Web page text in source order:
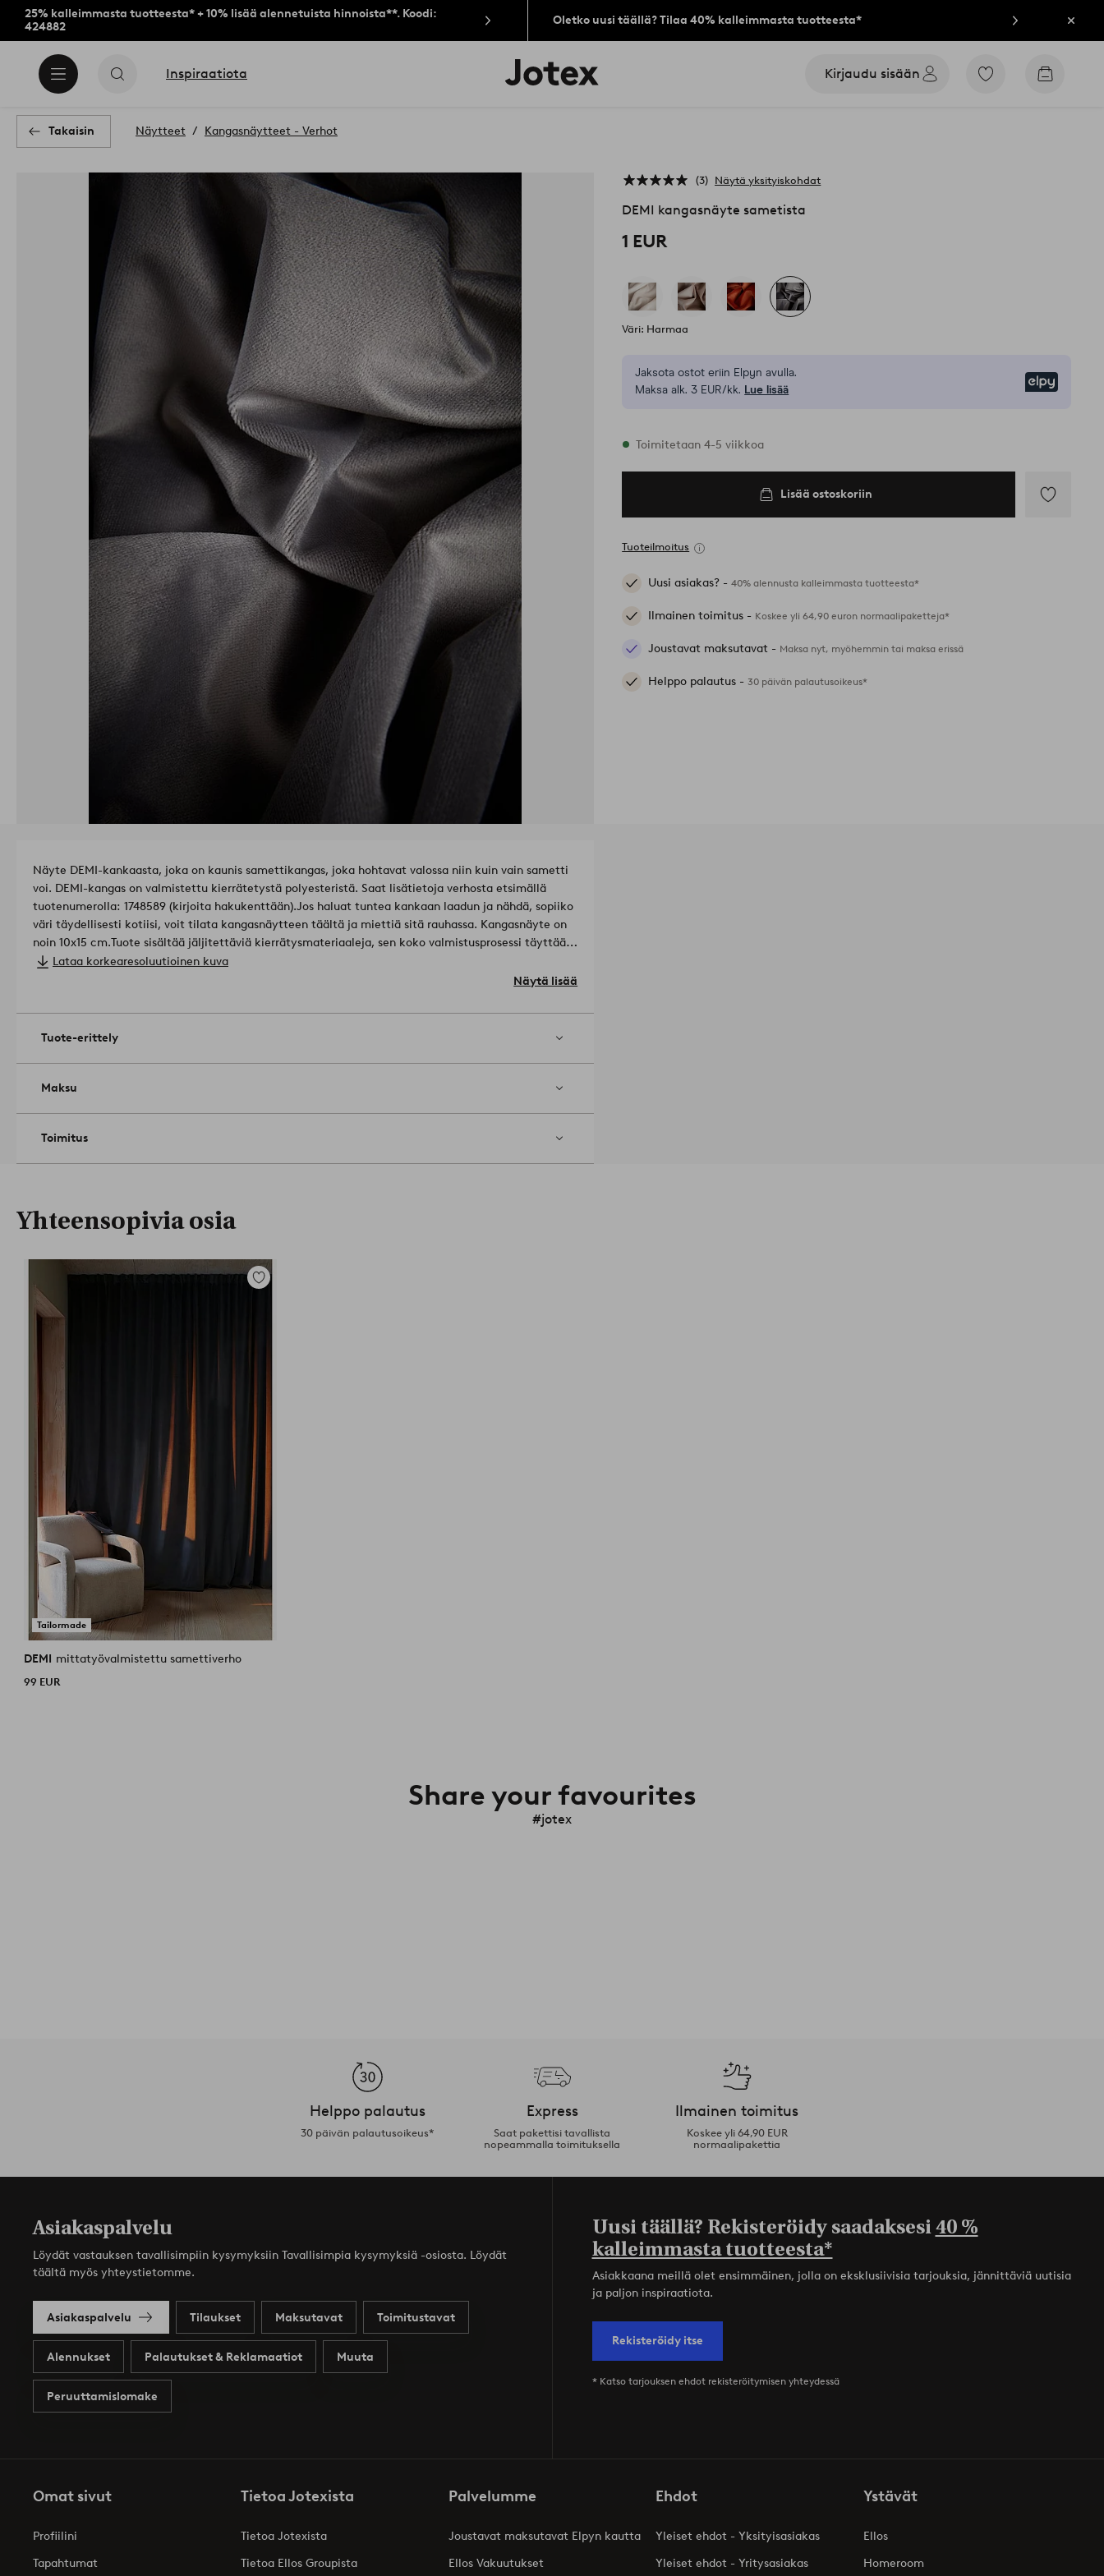
25% kalleimmasta tuotteesta* + 10% lisää alennetuista hinnoista**. Koodi:
424882
Oletko uusi täällä? Tilaa 40% kalleimmasta tuotteesta* Sulje
Inspiraatiota
Jotex-
logo
Kirjaudu sisään
Siirry
Siirry
Takaisin Näytteet Kangasnäytteet - Verhot
3 Näytä yksityiskohdat
DEMI kangasnäyte sametista
1 EUR
Väri: Harmaa
Jaksota ostot eriin Elpyn avulla.
Maksa alk. 3 EUR/kk. Lue lisää
Varastossa
Toimitetaan 4-5 viikkoa
Lisää ostoskoriin
Tuoteilmoitus
Uusi asiakas? -40% alennusta kalleimmasta tuotteesta*
Ilmainen toimitus - Koskee yli 64,90 euron normaalipaketteja*
Joustavat maksutavat - Maksa nyt, myöhemmin tai maksa erissä
Helppo palautus -30 päivän palautusoikeus*
Näyte DEMI-kankaasta, joka on kaunis samettikangas, joka hohtavat valossa niin kuin vain sametti
voi. DEMI-kangas on valmistettu kierrätetystä polyesteristä. Saat lisätietoja verhosta etsimällä
tuotenumerolla: 1748589 (kirjoita hakukenttään).Jos haluat tuntea kankaan laadun ja nähdä, sopiiko
väri täydellisesti kotiisi, voit tilata kangasnäytteen täältä ja miettiä sitä rauhassa. Kangasnäyte on
noin 10x15 cm.Tuote sisältää jäljitettäviä kierrätysmateriaaleja, sen koko valmistusprosessi täyttää
vastuullisen tuotannon ympäristö- ja yhteiskunnalliset vaatimukset. Luonnonvaroja
Tuotenumero: 1749560-
Lataa korkearesoluutioinen kuva
Näytä lisää
Tuote-erittely
Maksu
Toimitus
Yhteensopivia osia
Tailormade
Lisää
DEMI mittatyövalmistettu samettiverho
99 EUR
Share your favourites
#jotex
Helppo palautus
30 päivän palautusoikeus*
Express
Saat pakettisi tavallista
nopeammalla toimituksella
Ilmainen toimitus
Koskee yli 64,90 EUR
normaalipakettia
Asiakaspalvelu
Löydät vastauksen tavallisimpiin kysymyksiin Tavallisimpia kysymyksiä -osiosta. Löydät
täältä myös yhteystietomme.
Asiakaspalvelu Tilaukset Maksutavat Toimitustavat
Alennukset Palautukset & Reklamaatiot Muuta
Peruuttamislomake
Uusi täällä? Rekisteröidy saadaksesi40 %
kalleimmasta tuotteesta*
Asiakkaana meillä olet ensimmäinen, jolla on eksklusiivisia tarjouksia, jännittäviä uutisia
ja paljon inspiraatiota.
Rekisteröidy itse
* Katso tarjouksen ehdot rekisteröitymisen yhteydessä
Omat sivut
Profiilini
Tapahtumat
Tietoa Jotexista
Tietoa Jotexista
Tietoa Ellos Groupista
Palvelumme
Joustavat maksutavat Elpyn kautta
Ellos Vakuutukset
Ehdot
Yleiset ehdot - Yksityisasiakas
Yleiset ehdot - Yritysasiakas
Ystävät
Ellos
Homeroom